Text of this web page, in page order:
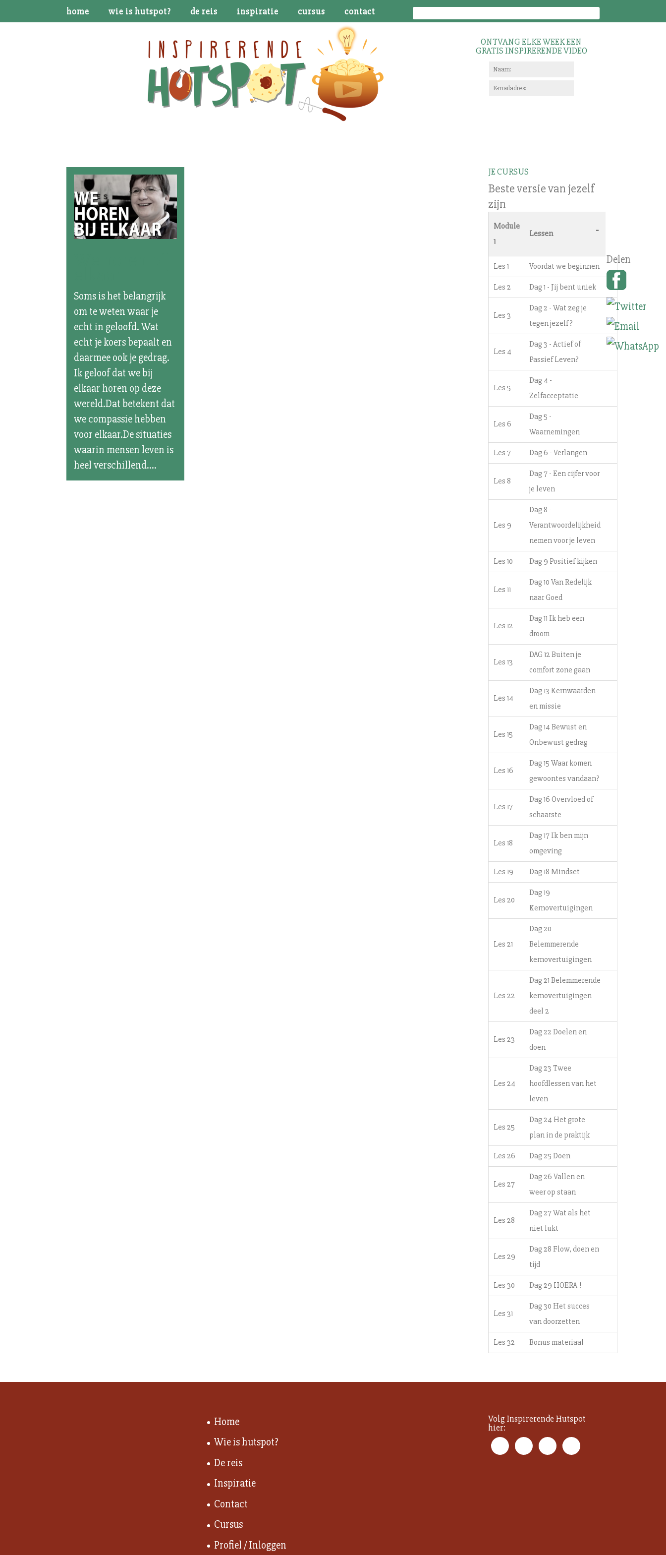
home wie is hutspot? de reis inspiratie cursus contact
ONTVANG ELKE WEEK EEN
GRATIS INSPIRERENDE VIDEO
Soms is het belangrijk
om te weten waar je
echt in geloofd. Wat
echt je koers bepaalt en
daarmee ook je gedrag.
Ik geloof dat we bij
elkaar horen op deze
wereld.Dat betekent dat
we compassie hebben
voor elkaar.De situaties
waarin mensen leven is
heel verschillend....
JE CURSUS
Beste versie van jezelf
zijn
Module
1
Lessen -
Les 1 Voordat we beginnen
Les 2 Dag 1 - Jij bent uniek
Les 3
Dag 2 - Wat zeg je
tegen jezelf?
Les 4
Dag 3 - Actief of
Passief Leven?
Les 5
Dag 4 -
Zelfacceptatie
Les 6
Dag 5 -
Waarnemingen
Les 7 Dag 6 - Verlangen
Les 8
Dag 7 - Een cijfer voor
je leven
Les 9
Dag 8 -
Verantwoordelijkheid
nemen voor je leven
Les 10 Dag 9 Positief kijken
Les 11
Dag 10 Van Redelijk
naar Goed
Les 12
Dag 11 Ik heb een
droom
Les 13
DAG 12 Buiten je
comfort zone gaan
Les 14
Dag 13 Kernwaarden
en missie
Les 15
Dag 14 Bewust en
Onbewust gedrag
Les 16
Dag 15 Waar komen
gewoontes vandaan?
Les 17
Dag 16 Overvloed of
schaarste
Les 18
Dag 17 Ik ben mijn
omgeving
Les 19 Dag 18 Mindset
Les 20
Dag 19
Kernovertuigingen
Les 21
Dag 20
Belemmerende
kernovertuigingen
Les 22
Dag 21 Belemmerende
kernovertuigingen
deel 2
Les 23
Dag 22 Doelen en
doen
Les 24
Dag 23 Twee
hoofdlessen van het
leven
Les 25
Dag 24 Het grote
plan in de praktijk
Les 26 Dag 25 Doen
Les 27
Dag 26 Vallen en
weer op staan
Les 28
Dag 27 Wat als het
niet lukt
Les 29
Dag 28 Flow, doen en
tijd
Les 30 Dag 29 HOERA !
Les 31
Dag 30 Het succes
van doorzetten
Les 32 Bonus materiaal
Home
Wie is hutspot?
De reis
Inspiratie
Contact
Cursus
Profiel / Inloggen
Volg Inspirerende Hutspot
hier: